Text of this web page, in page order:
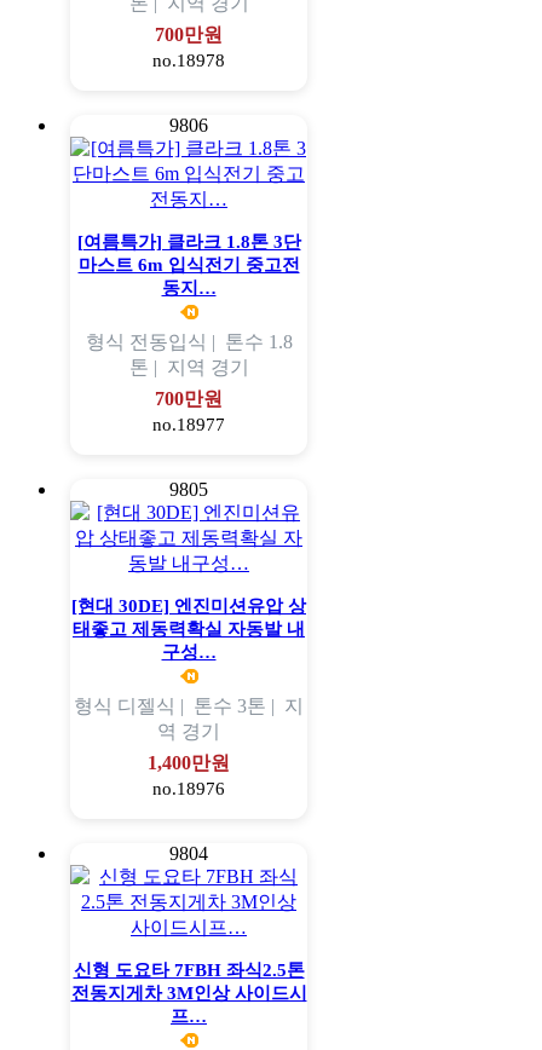
700만원
no.18978
9806
[여름특가] 클라크 1.8톤 3단
마스트 6m 입식전기 중고전
동지…
형식 전동입식 | 톤수 1.8
톤 | 지역 경기
700만원
no.18977
9805
[현대 30DE] 엔진미션유압 상
태좋고 제동력확실 자동발 내
구성…
형식 디젤식 | 톤수 3톤 | 지
역 경기
1,400만원
no.18976
9804
신형 도요타 7FBH 좌식2.5톤
전동지게차 3M인상 사이드시
프…